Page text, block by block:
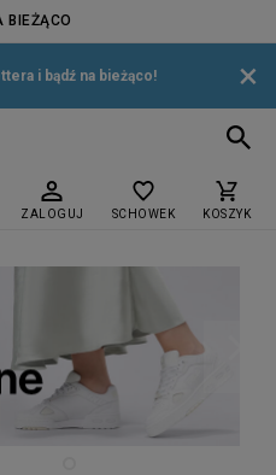
BIEŻĄCO
i bądź na bieżąco! ×
ZALOGUJ SCHOWEK KOSZYK